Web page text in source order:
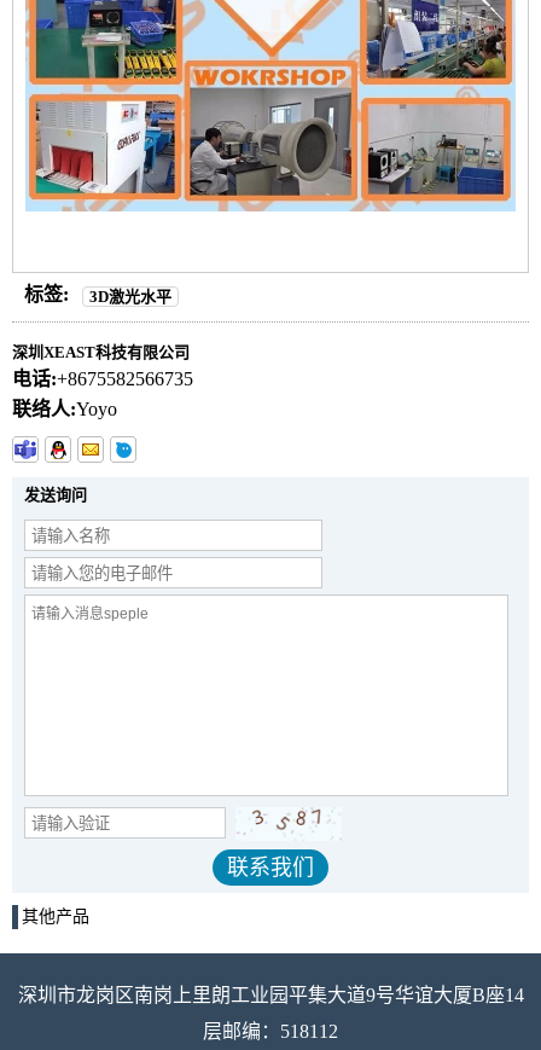
标签: 3D激光水平
深圳XEAST科技有限公司
电话:+8675582566735
联络人:Yoyo
发送询问
其他产品
深圳市龙岗区南岗上里朗工业园平集大道9号华谊大厦B座14
层邮编：518112